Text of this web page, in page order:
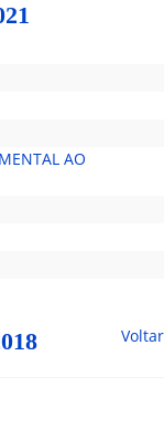
AO
Voltar